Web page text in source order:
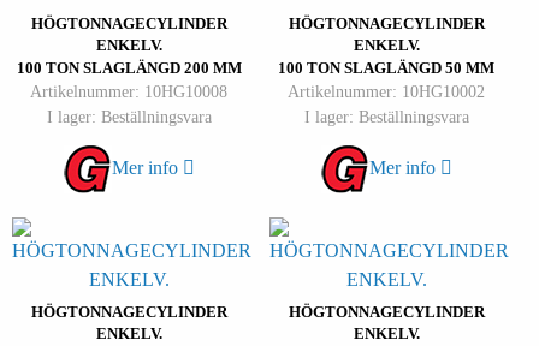
HÖGTONNAGECYLINDER
ENKELV.
100 TON SLAGLÄNGD 200 MM
Artikelnummer: 10HG10008
I lager: Beställningsvara
Mer info
HÖGTONNAGECYLINDER
ENKELV.
100 TON SLAGLÄNGD 50 MM
Artikelnummer: 10HG10002
I lager: Beställningsvara
Mer info
HÖGTONNAGECYLINDER
ENKELV.
HÖGTONNAGECYLINDER
ENKELV.